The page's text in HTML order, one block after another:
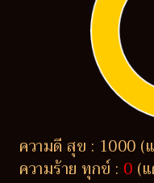
ความดี สุข : 1000 (
ความร้าย ทุกข์ : 0 (